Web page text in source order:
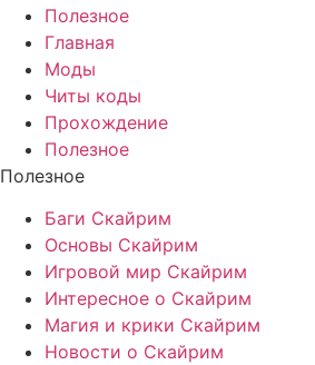
Полезное
Главная
Моды
Читы коды
Прохождение
Полезное
Полезное
Баги Скайрим
Основы Скайрим
Игровой мир Скайрим
Интересное о Скайрим
Магия и крики Скайрим
Новости о Скайрим